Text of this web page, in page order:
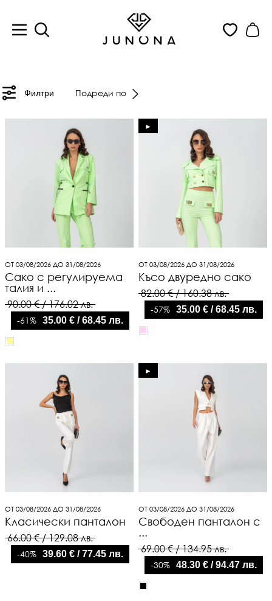
Филтри Подреди по
ОТ 03/08/2026 ДО 31/08/2026
Сако с регулируема
талия и ...
90.00 € / 176.02 лв.
-61% 35.00 € / 68.45 лв.
►
ОТ 03/08/2026 ДО 31/08/2026
Късо двуредно сако
82.00 € / 160.38 лв.
-57% 35.00 € / 68.45 лв.
ОТ 03/08/2026 ДО 31/08/2026
Класически панталон
66.00 € / 129.08 лв.
-40% 39.60 € / 77.45 лв.
►
ОТ 03/08/2026 ДО 31/08/2026
Свободен панталон с
...
69.00 € / 134.95 лв.
-30% 48.30 € / 94.47 лв.